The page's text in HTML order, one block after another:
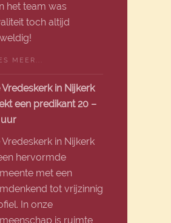
het team was
toch altijd
MEER...
Vredeskerk in Nijkerk
een predikant 20 –
Vredeskerk in Nijkerk
hervormde
met een
tot vrijzinnig
In onze
is ruimte